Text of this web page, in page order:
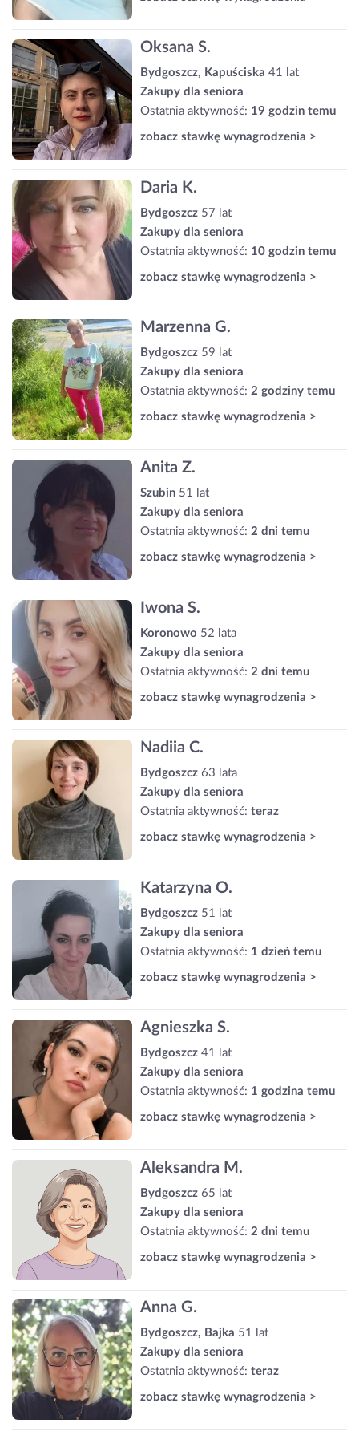
Oksana S.
Bydgoszcz, Kapuściska 41 lat
Zakupy dla seniora
Ostatnia aktywność: 19 godzin temu
zobacz stawkę wynagrodzenia >
Daria K.
Bydgoszcz 57 lat
Zakupy dla seniora
Ostatnia aktywność: 10 godzin temu
zobacz stawkę wynagrodzenia >
Marzenna G.
Bydgoszcz 59 lat
Zakupy dla seniora
Ostatnia aktywność: 2 godziny temu
zobacz stawkę wynagrodzenia >
Anita Z.
Szubin 51 lat
Zakupy dla seniora
Ostatnia aktywność: 2 dni temu
zobacz stawkę wynagrodzenia >
Iwona S.
Koronowo 52 lata
Zakupy dla seniora
Ostatnia aktywność: 2 dni temu
zobacz stawkę wynagrodzenia >
Nadiia C.
Bydgoszcz 63 lata
Zakupy dla seniora
Ostatnia aktywność: teraz
zobacz stawkę wynagrodzenia >
Katarzyna O.
Bydgoszcz 51 lat
Zakupy dla seniora
Ostatnia aktywność: 1 dzień temu
zobacz stawkę wynagrodzenia >
Agnieszka S.
Bydgoszcz 41 lat
Zakupy dla seniora
Ostatnia aktywność: 1 godzina temu
zobacz stawkę wynagrodzenia >
Aleksandra M.
Bydgoszcz 65 lat
Zakupy dla seniora
Ostatnia aktywność: 2 dni temu
zobacz stawkę wynagrodzenia >
Anna G.
Bydgoszcz, Bajka 51 lat
Zakupy dla seniora
Ostatnia aktywność: teraz
zobacz stawkę wynagrodzenia >